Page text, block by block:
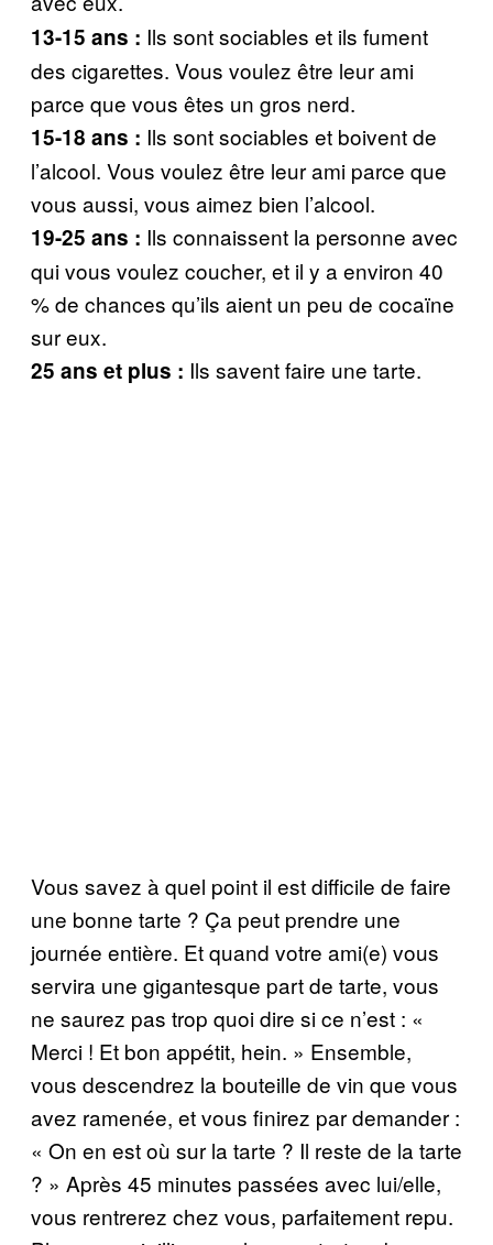
13-15 ans : Ils sont sociables et ils fument
des cigarettes. Vous voulez être leur ami
parce que vous êtes un gros nerd.
15-18 ans : Ils sont sociables et boivent de
l’alcool. Vous voulez être leur ami parce que
vous aussi, vous aimez bien l’alcool.
19-25 ans : Ils connaissent la personne avec
qui vous voulez coucher, et il y a environ 40
% de chances qu’ils aient un peu de cocaïne
sur eux.
25 ans et plus : Ils savent faire une tarte.
Vous savez à quel point il est difficile de faire
une bonne tarte ? Ça peut prendre une
journée entière. Et quand votre ami(e) vous
servira une gigantesque part de tarte, vous
ne saurez pas trop quoi dire si ce n’est : «
Merci ! Et bon appétit, hein. » Ensemble,
vous descendrez la bouteille de vin que vous
avez ramenée, et vous finirez par demander :
« On en est où sur la tarte ? Il reste de la tarte
? » Après 45 minutes passées avec lui/elle,
vous rentrerez chez vous, parfaitement repu.